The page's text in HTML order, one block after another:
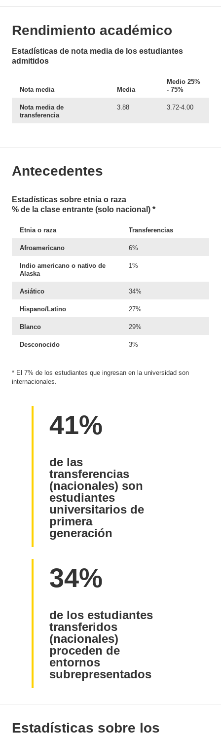
Rendimiento académico
Estadísticas de nota media de los estudiantes
admitidos
Nota media Media
Medio 25%
- 75%
Nota media de
transferencia
3.88 3.72-4.00
Antecedentes
Estadísticas sobre etnia o raza
% de la clase entrante (solo nacional) *
Etnia o raza Transferencias
Afroamericano 6%
Indio americano o nativo de
Alaska
1%
Asiático 34%
Hispano/Latino 27%
Blanco 29%
Desconocido 3%
* El 7% de los estudiantes que ingresan en la universidad son
internacionales.
41%
de las
transferencias
(nacionales) son
estudiantes
universitarios de
primera
generación
34%
de los estudiantes
transferidos
(nacionales)
proceden de
entornos
subrepresentados
Estadísticas sobre los